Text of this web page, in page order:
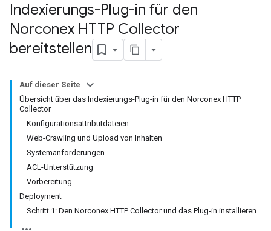
Indexierungs-Plug-in für den
Norconex HTTP Collector
bereitstellen
Auf dieser Seite
Übersicht über das Indexierungs-Plug-in für den Norconex HTTP
Collector
Konfigurationsattributdateien
Web-Crawling und Upload von Inhalten
Systemanforderungen
ACL-Unterstützung
Vorbereitung
Deployment
Schritt 1: Den Norconex HTTP Collector und das Plug-in installieren